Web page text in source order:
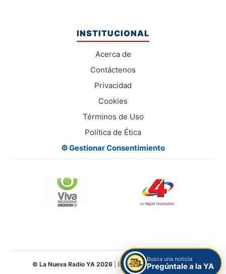
Busca una noticia
Pregúntale a la YA
INSTITUCIONAL
Acerca de
Contáctenos
Privacidad
Cookies
Términos de Uso
Política de Ética
⚙️ Gestionar Consentimiento
© La Nueva Radio YA 2026 | Entretenimiento Digital S.A.